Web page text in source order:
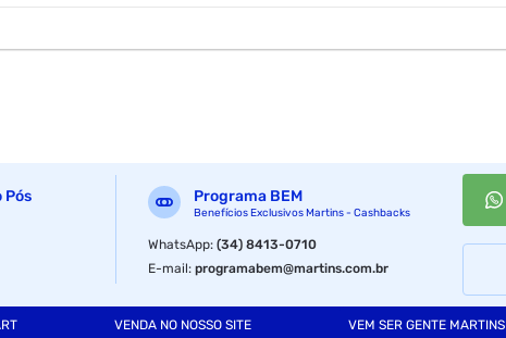
Programa BEM
Benefícios Exclusivos Martins - Cashbacks
WhatsApp:(34) 8413-0710
E-mail:programabem@martins.com.br
VENDA NO NOSSO SITE VEM SER GENTE MARTINS